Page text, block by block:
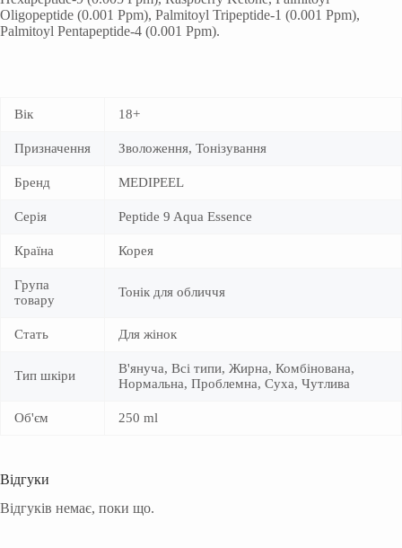
Oligopeptide (0.001 Ppm), Palmitoyl Tripeptide-1 (0.001 Ppm),
Palmitoyl Pentapeptide-4 (0.001 Ppm).
Вік 18+
Призначення Зволоження, Тонізування
Бренд MEDIPEEL
Серія Peptide 9 Aqua Essence
Країна Корея
Група
товару
Тонік для обличчя
Стать Для жінок
Тип шкіри
В'януча, Всі типи, Жирна, Комбінована,
Нормальна, Проблемна, Суха, Чутлива
Об'єм 250 ml
Відгуки
Відгуків немає, поки що.